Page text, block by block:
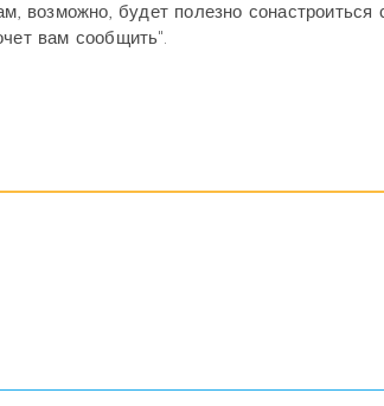
возможно, будет полезно сонастроиться
вам сообщить".